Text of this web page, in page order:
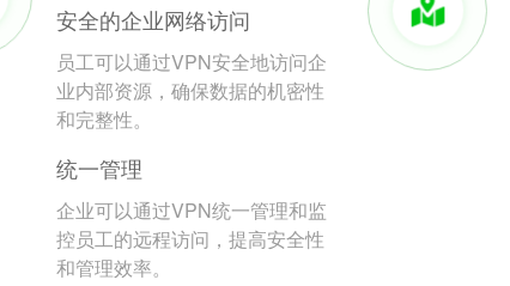
安全的企业网络访问
员工可以通过VPN安全地访问企
业内部资源，确保数据的机密性
和完整性。
统一管理
企业可以通过VPN统一管理和监
控员工的远程访问，提高安全性
和管理效率。